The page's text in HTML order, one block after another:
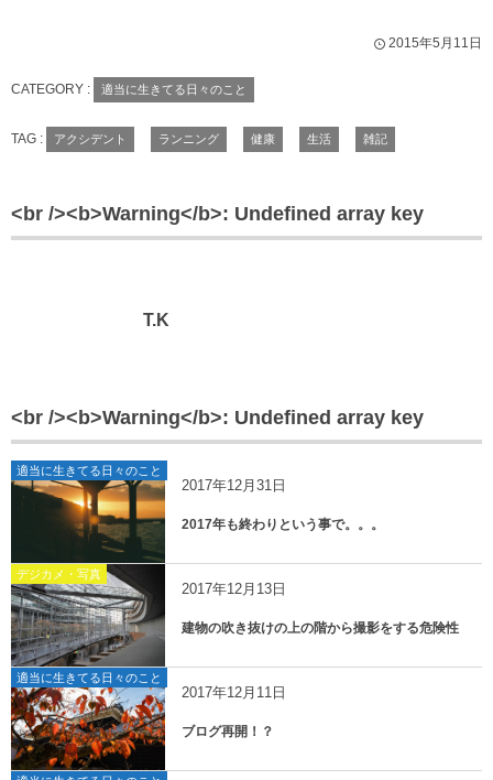
2015年5月11日
CATEGORY : 適当に生きてる日々のこと
TAG : アクシデント ランニング 健康 生活 雑記
<br /><b>Warning</b>: Undefined array key
T.K
<br /><b>Warning</b>: Undefined array key
適当に生きてる日々のこと
2017年12月31日
2017年も終わりという事で。。。
デジカメ・写真
2017年12月13日
建物の吹き抜けの上の階から撮影をする危険性
適当に生きてる日々のこと
2017年12月11日
ブログ再開！？